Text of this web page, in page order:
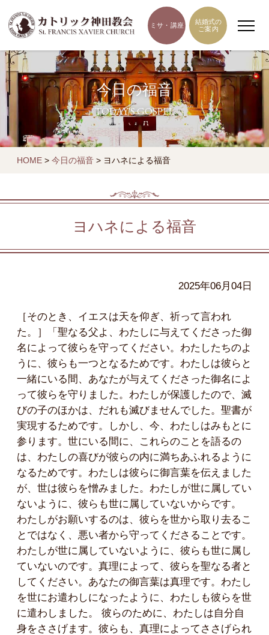
ミサ・講座
結婚式の
ご案内
今日の福音
TODAY'S GOSPEL
HOME > 今日の福音 > ヨハネによる福音
ヨハネによる福音
2025年06月04日
［そのとき、イエスは天を仰ぎ、祈って言われ
た。］「聖なる父よ、わたしに与えてくださった御
名によって彼らを守ってください。わたしたちのよ
うに、彼らも一つとなるためです。わたしは彼らと
一緒にいる間、あなたが与えてくださった御名によ
って彼らを守りました。わたしが保護したので、滅
びの子のほかは、だれも滅びませんでした。聖書が
実現するためです。しかし、今、わたしはみもとに
参ります。世にいる間に、これらのことを語るの
は、わたしの喜びが彼らの内に満ちあふれるように
なるためです。わたしは彼らに御言葉を伝えました
が、世は彼らを憎みました。わたしが世に属してい
ないように、彼らも世に属していないからです。
わたしがお願いするのは、彼らを世から取り去るこ
とではなく、悪い者から守ってくださることです。
わたしが世に属していないように、彼らも世に属し
ていないのです。真理によって、彼らを聖なる者と
してください。あなたの御言葉は真理です。わたし
を世にお遣わしになったように、わたしも彼らを世
に遣わしました。 彼らのために、わたしは自分自
身をささげます。彼らも、真理によってささげられ